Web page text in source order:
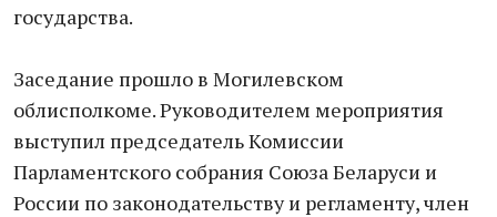
государства.
Заседание прошло в Могилевском
облисполкоме. Руководителем мероприятия
выступил председатель Комиссии
Парламентского собрания Союза Беларуси и
России по законодательству и регламенту, член